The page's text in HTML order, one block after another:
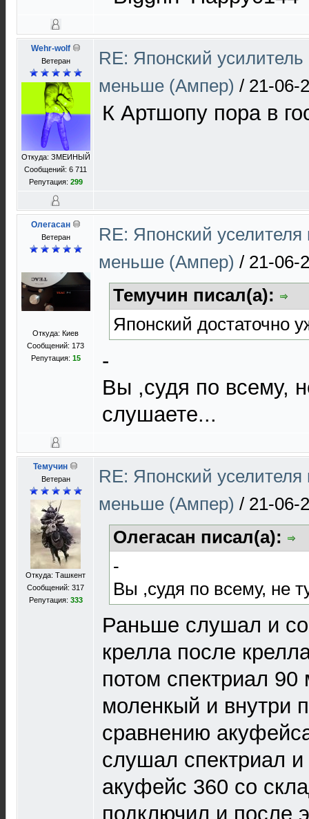
Wehr-wolf
Ветеран
Откуда: ЗМЕИНЫЙ
Сообщений: 6 711
Репутация: 299
RE: Японский
меньше (Ампер) / 21-06-
К Артшопу пора в
Олегасан
Ветеран
Откуда: Киев
Сообщений: 173
Репутация: 15
RE: Японский
меньше (Ампер) / 21-06-
Темучин писал(а):
Японский достаточно
-
Вы ,судя по всему,
слушаете...
Темучин
Ветеран
Откуда: Ташкент
Сообщений: 317
Репутация: 333
RE: Японский
меньше (Ампер) / 21-06-
Олегасан писал(а):
-
Вы ,судя по всему, не
Раньше слушал и
крелла после
потом спектриал 90
моленкый и внутри
сравнению
слушал спектриал
акуфейс 360 со
подключил и после